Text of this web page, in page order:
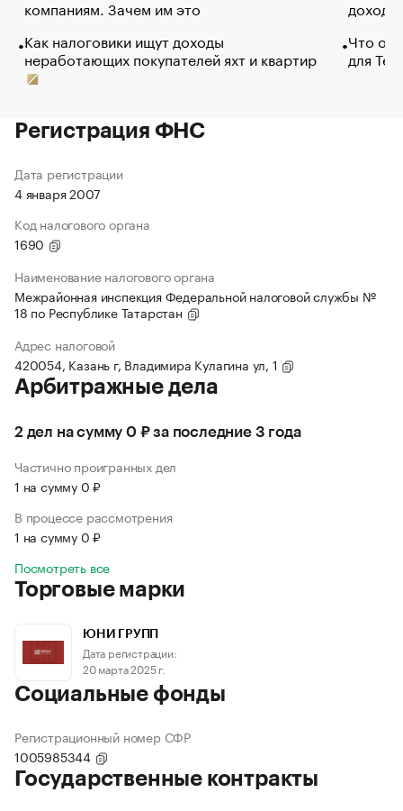
компаниям. Зачем им это
Как налоговики ищут доходы
неработающих покупателей яхт и квартир
Что
для
Регистрация ФНС
Дата регистрации
4 января 2007
Код налогового органа
1690
Наименование налогового органа
Межрайонная инспекция Федеральной налоговой службы №
18 по Республике Татарстан
Адрес налоговой
420054, Казань г, Владимира Кулагина ул, 1
Арбитражные дела
2 дел на сумму 0 ₽ за последние 3 года
Частично проигранных дел
1 на сумму 0 ₽
В процессе рассмотрения
1 на сумму 0 ₽
Посмотреть все
Торговые марки
ЮНИ ГРУПП
Дата регистрации:
20 марта 2025 г.
Социальные фонды
Регистрационный номер СФР
1005985344
Государственные контракты